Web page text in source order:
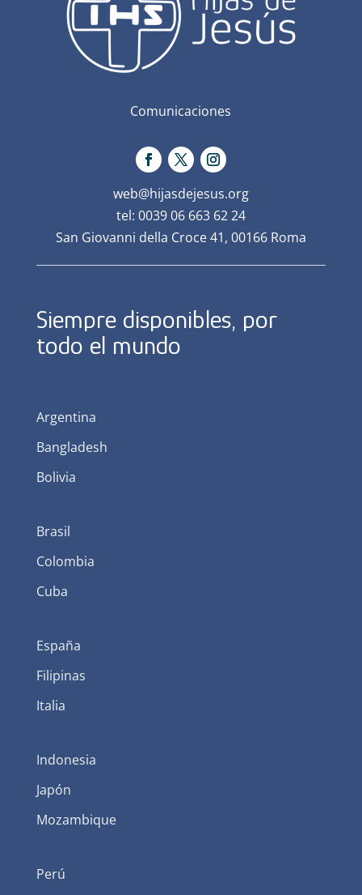
Comunicaciones
web@hijasdejesus.org
tel: 0039 06 663 62 24
San Giovanni della Croce 41, 00166 Roma
Siempre disponibles, por
todo el mundo
Argentina
Bangladesh
Bolivia
Brasil
Colombia
Cuba
España
Filipinas
Italia
Indonesia
Japón
Mozambique
Perú